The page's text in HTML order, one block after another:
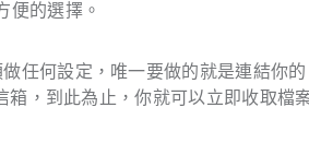
便的選擇。
任何設定，唯一要做的就是連結你
箱，到此為止，你就可以立即收取檔